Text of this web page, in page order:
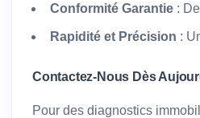
Conformité Garantie :
Rapidité et Précision :
Contactez-Nous Dès
Pour des diagnostics